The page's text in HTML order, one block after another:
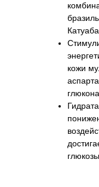
кожи
глюкозы